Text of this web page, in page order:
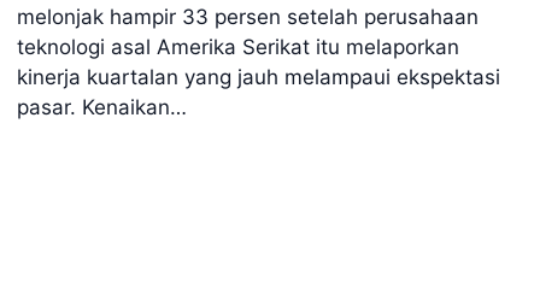
melonjak hampir 33 persen setelah perusahaan
teknologi asal Amerika Serikat itu melaporkan
kinerja kuartalan yang jauh melampaui ekspektasi
pasar. Kenaikan…